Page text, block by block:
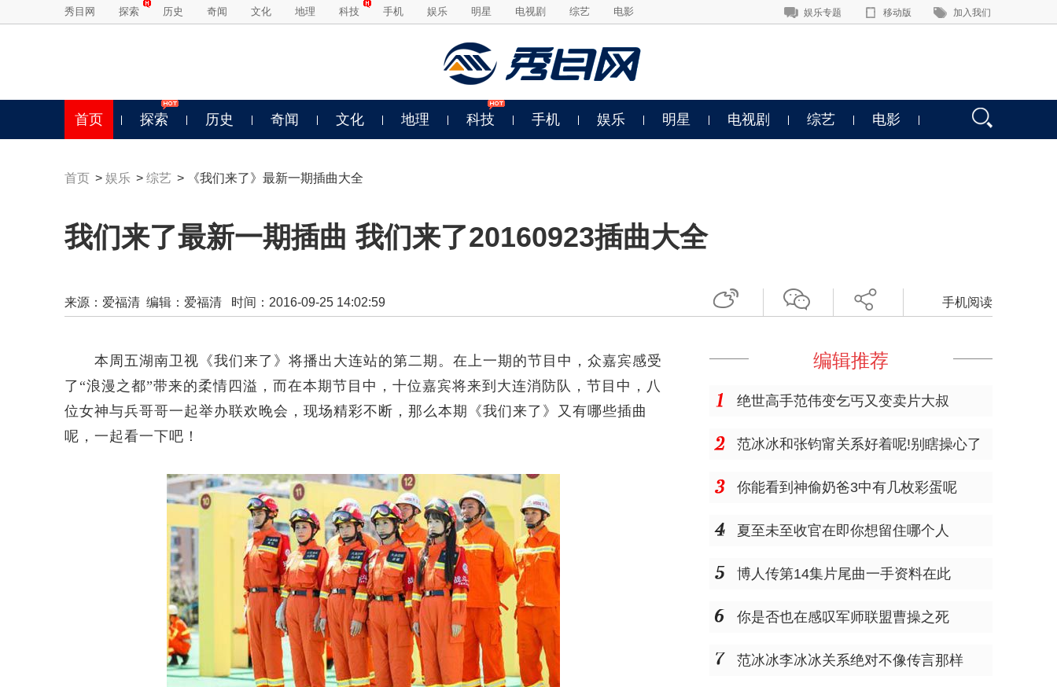
秀目网 探索 历史 奇闻 文化 地理 科技 手机 娱乐 明星 电视剧 综艺 电影 娱乐专题 移动版 加入我们
首页 探索 历史 奇闻 文化 地理 科技 手机 娱乐 明星 电视剧 综艺 电影
首页 > 娱乐 > 综艺 > 《我们来了》最新一期插曲大全
我们来了最新一期插曲 我们来了20160923插曲大全
来源： 爱福清 编辑：爱福清 时间：2016-09-25 14:02:59 手机阅读
本周五湖南卫视《我们来了》将播出大连站的第二期。在上一期的节目中，众嘉宾感受
了“浪漫之都”带来的柔情四溢，而在本期节目中，十位嘉宾将来到大连消防队，节目中，八
位女神与兵哥哥一起举办联欢晚会，现场精彩不断，那么本期《我们来了》又有哪些插曲
呢，一起看一下吧！
编辑推荐
绝世高手范伟变乞丐又变卖片大叔
范冰冰和张钧甯关系好着呢!别瞎操心了
你能看到神偷奶爸3中有几枚彩蛋呢
夏至未至收官在即你想留住哪个人
博人传第14集片尾曲一手资料在此
你是否也在感叹军师联盟曹操之死
范冰冰李冰冰关系绝对不像传言那样